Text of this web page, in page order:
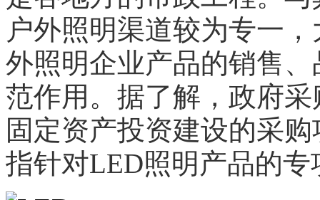
户外照明渠道较为专一
外照明企业产品的销售
范作用。据了解，政府
固定资产投资建设的采
指针对LED照明产品的专